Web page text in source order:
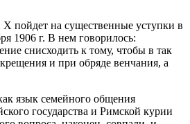
X пойдет на существенные уступки в
1906 г. В нем говорилось:
снисходить к тому, чтобы в так
и при обряде венчания, а
язык семейного общения
государства и Римской курии